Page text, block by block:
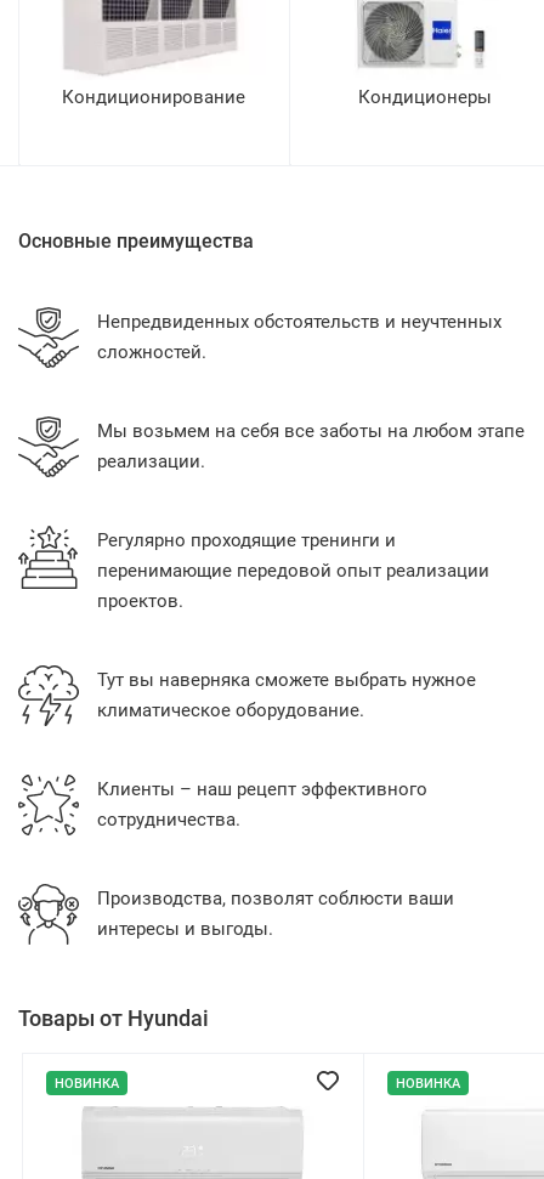
Кондиционирование Кондиционеры
Основные преимущества
Непредвиденных обстоятельств и неучтенных
сложностей.
Мы возьмем на себя все заботы на любом этапе
реализации.
Регулярно проходящие тренинги и
перенимающие передовой опыт реализации
проектов.
Тут вы наверняка сможете выбрать нужное
климатическое оборудование.
Клиенты – наш рецепт эффективного
сотрудничества.
Производства, позволят соблюсти ваши
интересы и выгоды.
Товары от Hyundai
НОВИНКА НОВИНКА